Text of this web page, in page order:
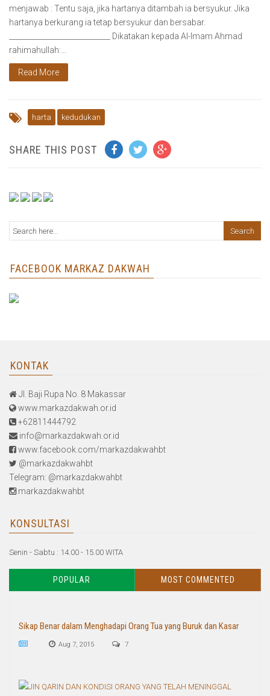
menjawab : Tentu saja, jika hartanya ditambah ia bersyukur. Jika
hartanya berkurang ia tetap bersyukur dan bersabar.
____________________________ Dikatakan kepada Al-Imam Ahmad
rahimahullah:…
Read More
harta kedudukan
SHARE THIS POST
FACEBOOK MARKAZ DAKWAH
KONTAK
Jl. Baji Rupa No. 8 Makassar
www.markazdakwah.or.id
+62811444792
info@markazdakwah.or.id
www.facebook.com/markazdakwahbt
@markazdakwahbt
Telegram: @markazdakwahbt
markazdakwahbt
KONSULTASI
Senin - Sabtu : 14.00 - 15.00 WITA
POPULAR MOST COMMENTED
Sikap Benar dalam Menghadapi Orang Tua yang Buruk dan Kasar
Aug 7, 2015 7